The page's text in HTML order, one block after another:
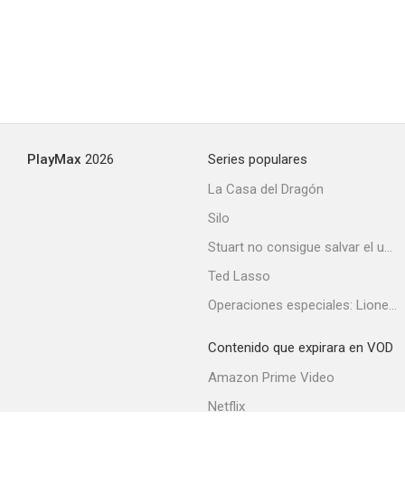
PlayMax 2026
Series populares
La Casa del Dragón
Silo
Stuart no consigue salvar el universo
Ted Lasso
Operaciones especiales: Lioness
Contenido que expirara en VOD
Amazon Prime Video
Netflix